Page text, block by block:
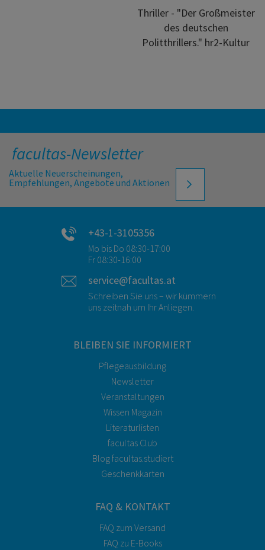
Thriller - "Der Großmeister
des deutschen
Politthrillers." hr2-Kultur
facultas-Newsletter
Aktuelle Neuerscheinungen,
Empfehlungen, Angebote und Aktionen
+43-1-3105356
Mo bis Do 08:30-17:00
Fr 08:30-16:00
service@facultas.at
Schreiben Sie uns – wir kümmern
uns zeitnah um Ihr Anliegen.
BLEIBEN SIE INFORMIERT
Pflegeausbildung
Newsletter
Veranstaltungen
Wissen Magazin
Literaturlisten
facultas Club
Blog facultas.studiert
Geschenkkarten
FAQ & KONTAKT
FAQ zum Versand
FAQ zu E-Books